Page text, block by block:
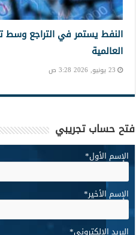
النفط يستمر في التراجع
العالمية
23 يونيو, 2026 3:28 ص
فتح حساب تجريبي
الإسم الأول*
الإسم الأخير*
البريد الإلكتروني*